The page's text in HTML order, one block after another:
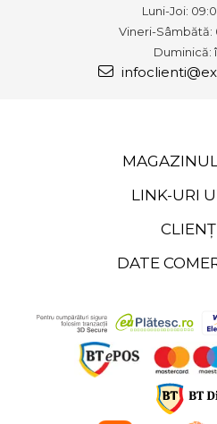
Luni-Joi:
Vineri-Sâmbătă:
Duminică:
LINK-URI
DATE